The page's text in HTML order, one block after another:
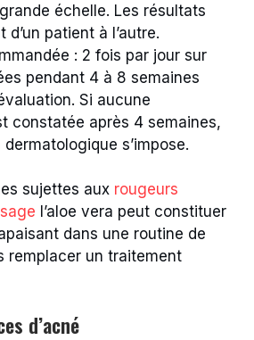
échelle. Les résultats
patient à l’autre.
: 2 fois par jour sur
pendant 4 à 8 semaines
Si aucune
constatée après 4 semaines,
s’impose.
sujettes aux rougeurs
l’aloe vera peut constituer
dans une routine de
remplacer un traitement
d’acné